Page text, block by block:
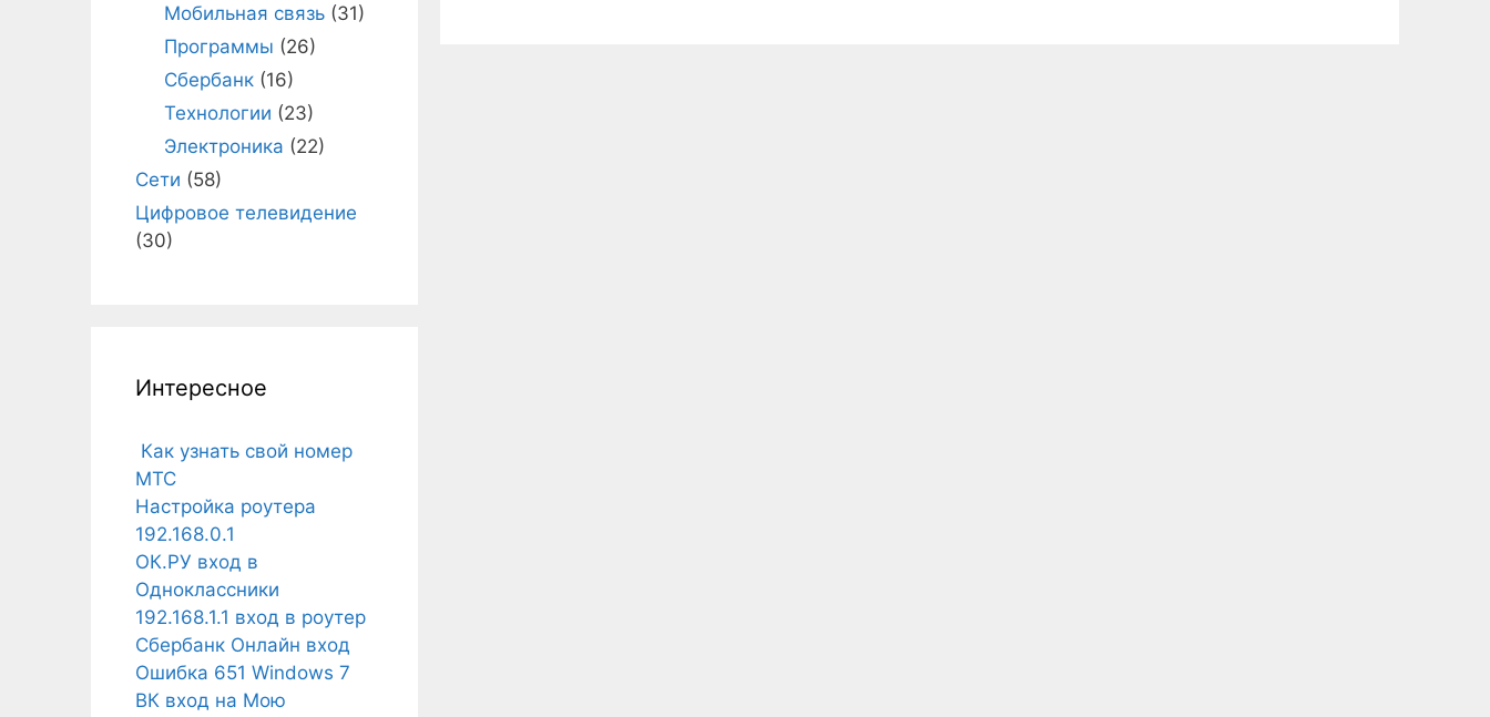
Мобильная связь(31)
Программы (26)
Сбербанк(16)
Технологии (23)
Электроника (22)
Сети (58)
Цифровое телевидение
(30)
Интересное
Как узнать свой номер
МТС
Настройка роутера
192.168.0.1
ОК.РУ вход в
Одноклассники
192.168.1.1 вход в роутер
Сбербанк Онлайн вход
Ошибка 651 Windows 7
ВК вход на Мою